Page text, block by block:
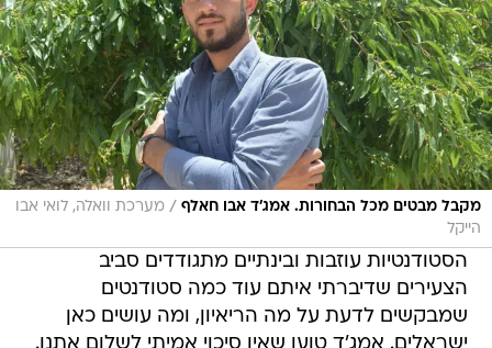
מקבל מבטים מכל הבחורות. אמג'ד אבו חאלף / מערכת וואלה, לואי אבו
הייקל
הסטודנטיות עוזבות ובינתיים מתגודדים סביב
הצעירים שדיברתי איתם עוד כמה סטודנטים
שמבקשים לדעת על מה הריאיון, ומה עושים כאן